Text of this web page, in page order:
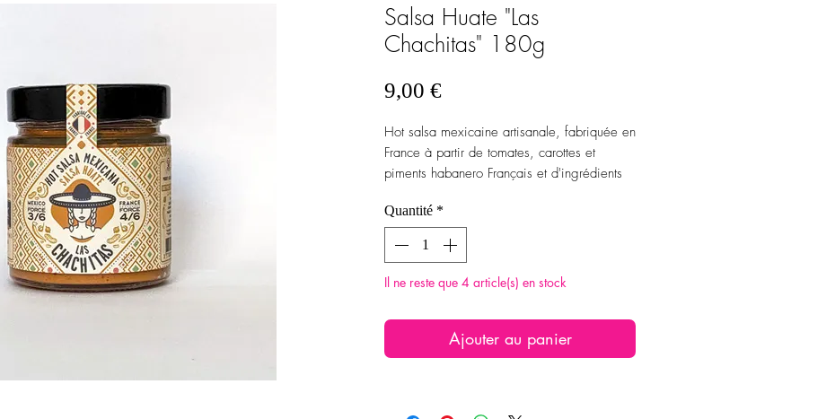
Salsa Huate "Las
Chachitas" 180g
9,00 €Prix
Hot salsa mexicaine artisanale, fabriquée en
France à partir de tomates, carottes et
piments habanero Français et d'ingrédients
Quantité *
Il ne reste que 4 article(s) en stock
Ajouter au panier